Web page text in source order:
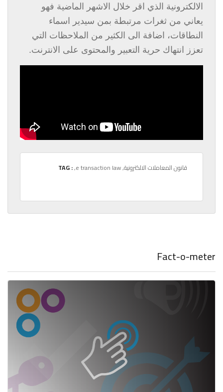
الالكترونية الذي اقر خلال الاشهر الماضية فهو
يعاني من ثغرات مرتبطة بمن سيدير اسماء
النطاقات، اضافة الى الكثير من الملاحظات التي
تعزز انتهاك حرية التعبير والمحتوى على الانترنت.
TAG :,e transaction law ,قانون المعاملات الالكترونية
Fact-o-meter